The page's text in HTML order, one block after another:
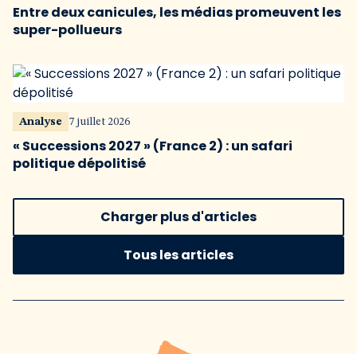
Entre deux canicules, les médias promeuvent les
super-pollueurs
Analyse 7 juillet 2026
« Successions 2027 » (France 2) : un safari
politique dépolitisé
Charger plus d'articles
Tous les articles